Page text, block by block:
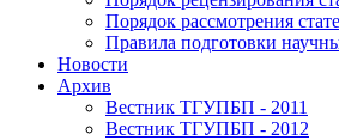
Порядок рассмотрения
Правила подготовки
Новости
Архив
Вестник ТГУПБП - 2011
Вестник ТГУПБП - 2012